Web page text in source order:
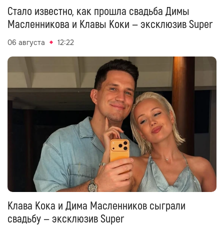
Стало известно, как прошла свадьба Димы
Масленникова и Клавы Коки — эксклюзив Super
06 августа 12:22
Клава Кока и Дима Масленников сыграли
свадьбу — эксклюзив Super